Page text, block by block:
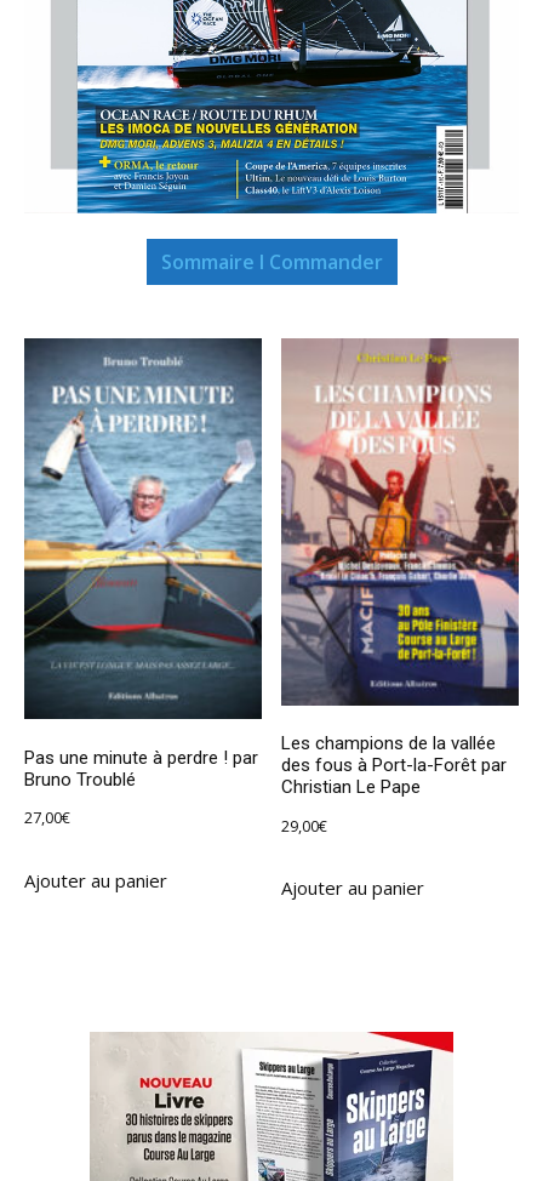
Sommaire I Commander
Pas une minute à perdre ! par
Bruno Troublé
27,00€
Ajouter au panier
Les champions de la vallée
des fous à Port-la-Forêt par
Christian Le Pape
29,00€
Ajouter au panier